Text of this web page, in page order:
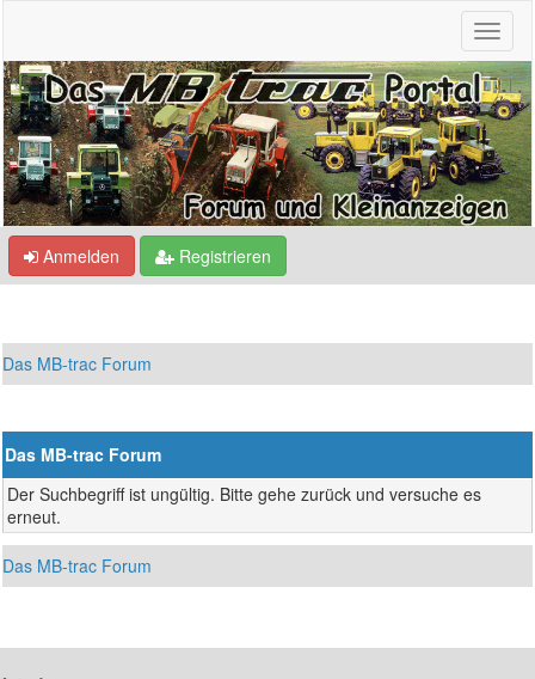
Anmelden Registrieren
Das MB-trac Forum
Das MB-trac Forum
Der Suchbegriff ist ungültig. Bitte gehe zurück und versuche es
erneut.
Das MB-trac Forum